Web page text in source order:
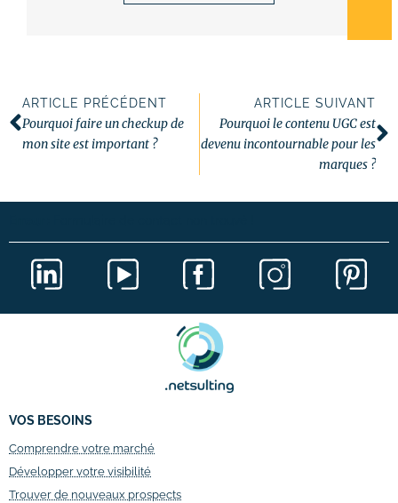
ARTICLE PRÉCÉDENT
Pourquoi faire un checkup de
mon site est important ?
ARTICLE SUIVANT
Pourquoi le contenu UGC est
devenu incontournable pour les
marques ?
VOS BESOINS
Comprendre votre marché
Développer votre visibilité
Trouver de nouveaux prospects